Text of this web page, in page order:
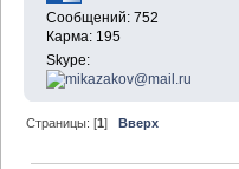
Сообщений: 752
Карма: 195
Skype:
Страницы: [1]Вверх